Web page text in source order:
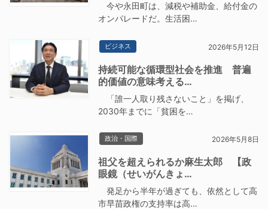
今や永田町は、減税や補助金、給付金の
オンパレードだ。生活困…
ビジネス 2026年5月12日
持続可能な循環型社会を推進 普遍
的価値の意味考える…
「誰一人取り残さないこと」を掲げ、
2030年までに「貧困を…
政治・国際 2026年5月8日
祖父を超えられるか麻生太郎 【政
眼鏡（せいがんきょ…
発足から半年が過ぎても、依然として高
市早苗政権の支持率は高…